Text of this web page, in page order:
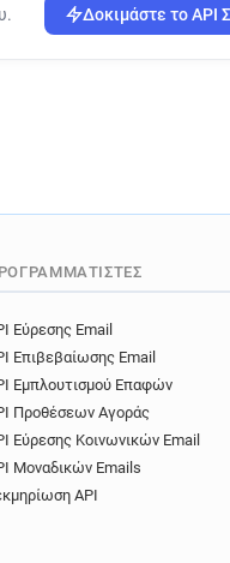
Δοκιμάστε το API
Εύρεσης Email
Επιβεβαίωσης Email
Εμπλουτισμού Επαφών
Προθέσεων Αγοράς
Εύρεσης Κοινωνικών Email
Μοναδικών Emails
API